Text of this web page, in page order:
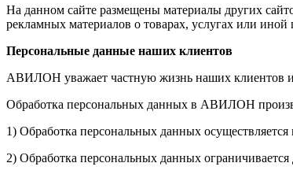
На данном сайте размещены материалы других
рекламных материалов о товарах, услугах или
Персональные данные наших клиентов
АВИЛОН уважает частную жизнь наших клиентов и
Обработка персональных данных в АВИЛОН
1) Обработка персональных данных
2) Обработка персональных данных